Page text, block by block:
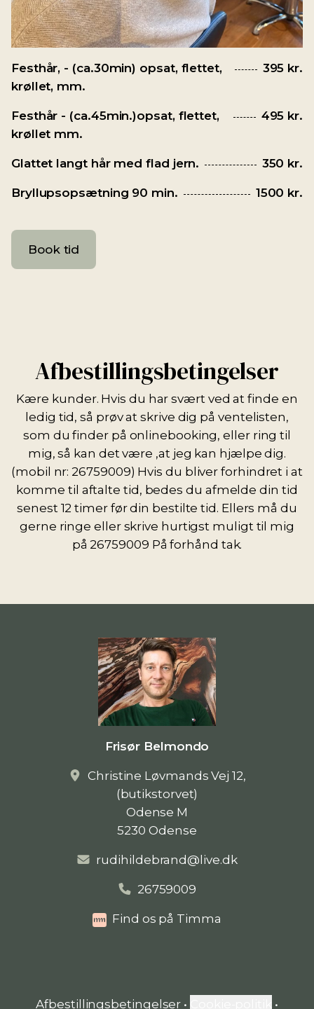
Festhår, - (ca.30min) opsat, flettet,
krøllet, mm.
395 kr.
Festhår - (ca.45min.)opsat, flettet,
krøllet mm.
495 kr.
Glattet langt hår med flad jern. 350 kr.
Bryllupsopsætning 90 min. 1500 kr.
Book tid
Afbestillingsbetingelser
Kære kunder. Hvis du har svært ved at finde en
ledig tid, så prøv at skrive dig på ventelisten,
som du finder på onlinebooking, eller ring til
mig, så kan det være ,at jeg kan hjælpe dig.
(mobil nr: 26759009) Hvis du bliver forhindret i at
komme til aftalte tid, bedes du afmelde din tid
senest 12 timer før din bestilte tid. Ellers må du
gerne ringe eller skrive hurtigst muligt til mig
på 26759009 På forhånd tak.
Frisør Belmondo
Christine Løvmands Vej 12,
(butikstorvet)
Odense M
5230 Odense
rudihildebrand@live.dk
26759009
Find os på Timma
Afbestillingsbetingelser • •